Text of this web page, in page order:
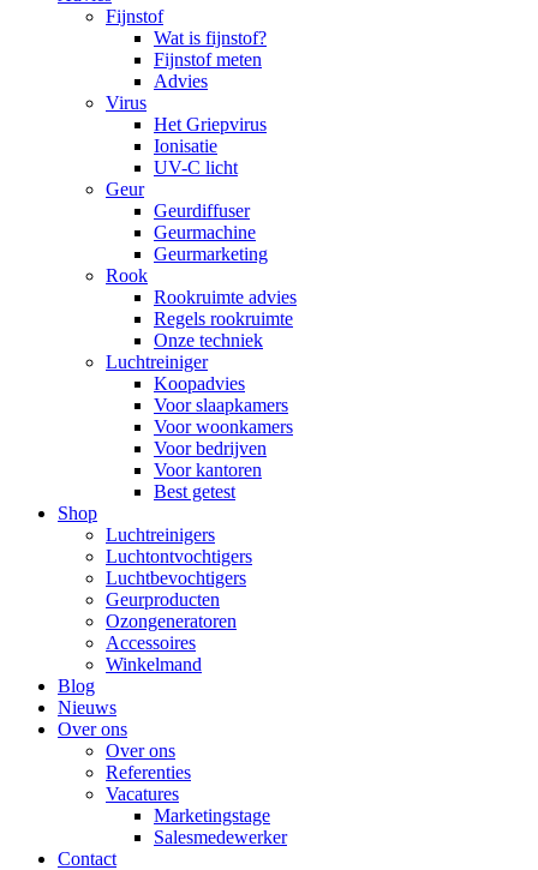
Fijnstof
Wat is fijnstof?
Fijnstof meten
Advies
Virus
Het Griepvirus
Ionisatie
UV-C licht
Geur
Geurdiffuser
Geurmachine
Geurmarketing
Rook
Rookruimte advies
Regels rookruimte
Onze techniek
Luchtreiniger
Koopadvies
Voor slaapkamers
Voor woonkamers
Voor bedrijven
Voor kantoren
Best getest
Shop
Luchtreinigers
Luchtontvochtigers
Luchtbevochtigers
Geurproducten
Ozongeneratoren
Accessoires
Winkelmand
Blog
Nieuws
Over ons
Over ons
Referenties
Vacatures
Marketingstage
Salesmedewerker
Contact